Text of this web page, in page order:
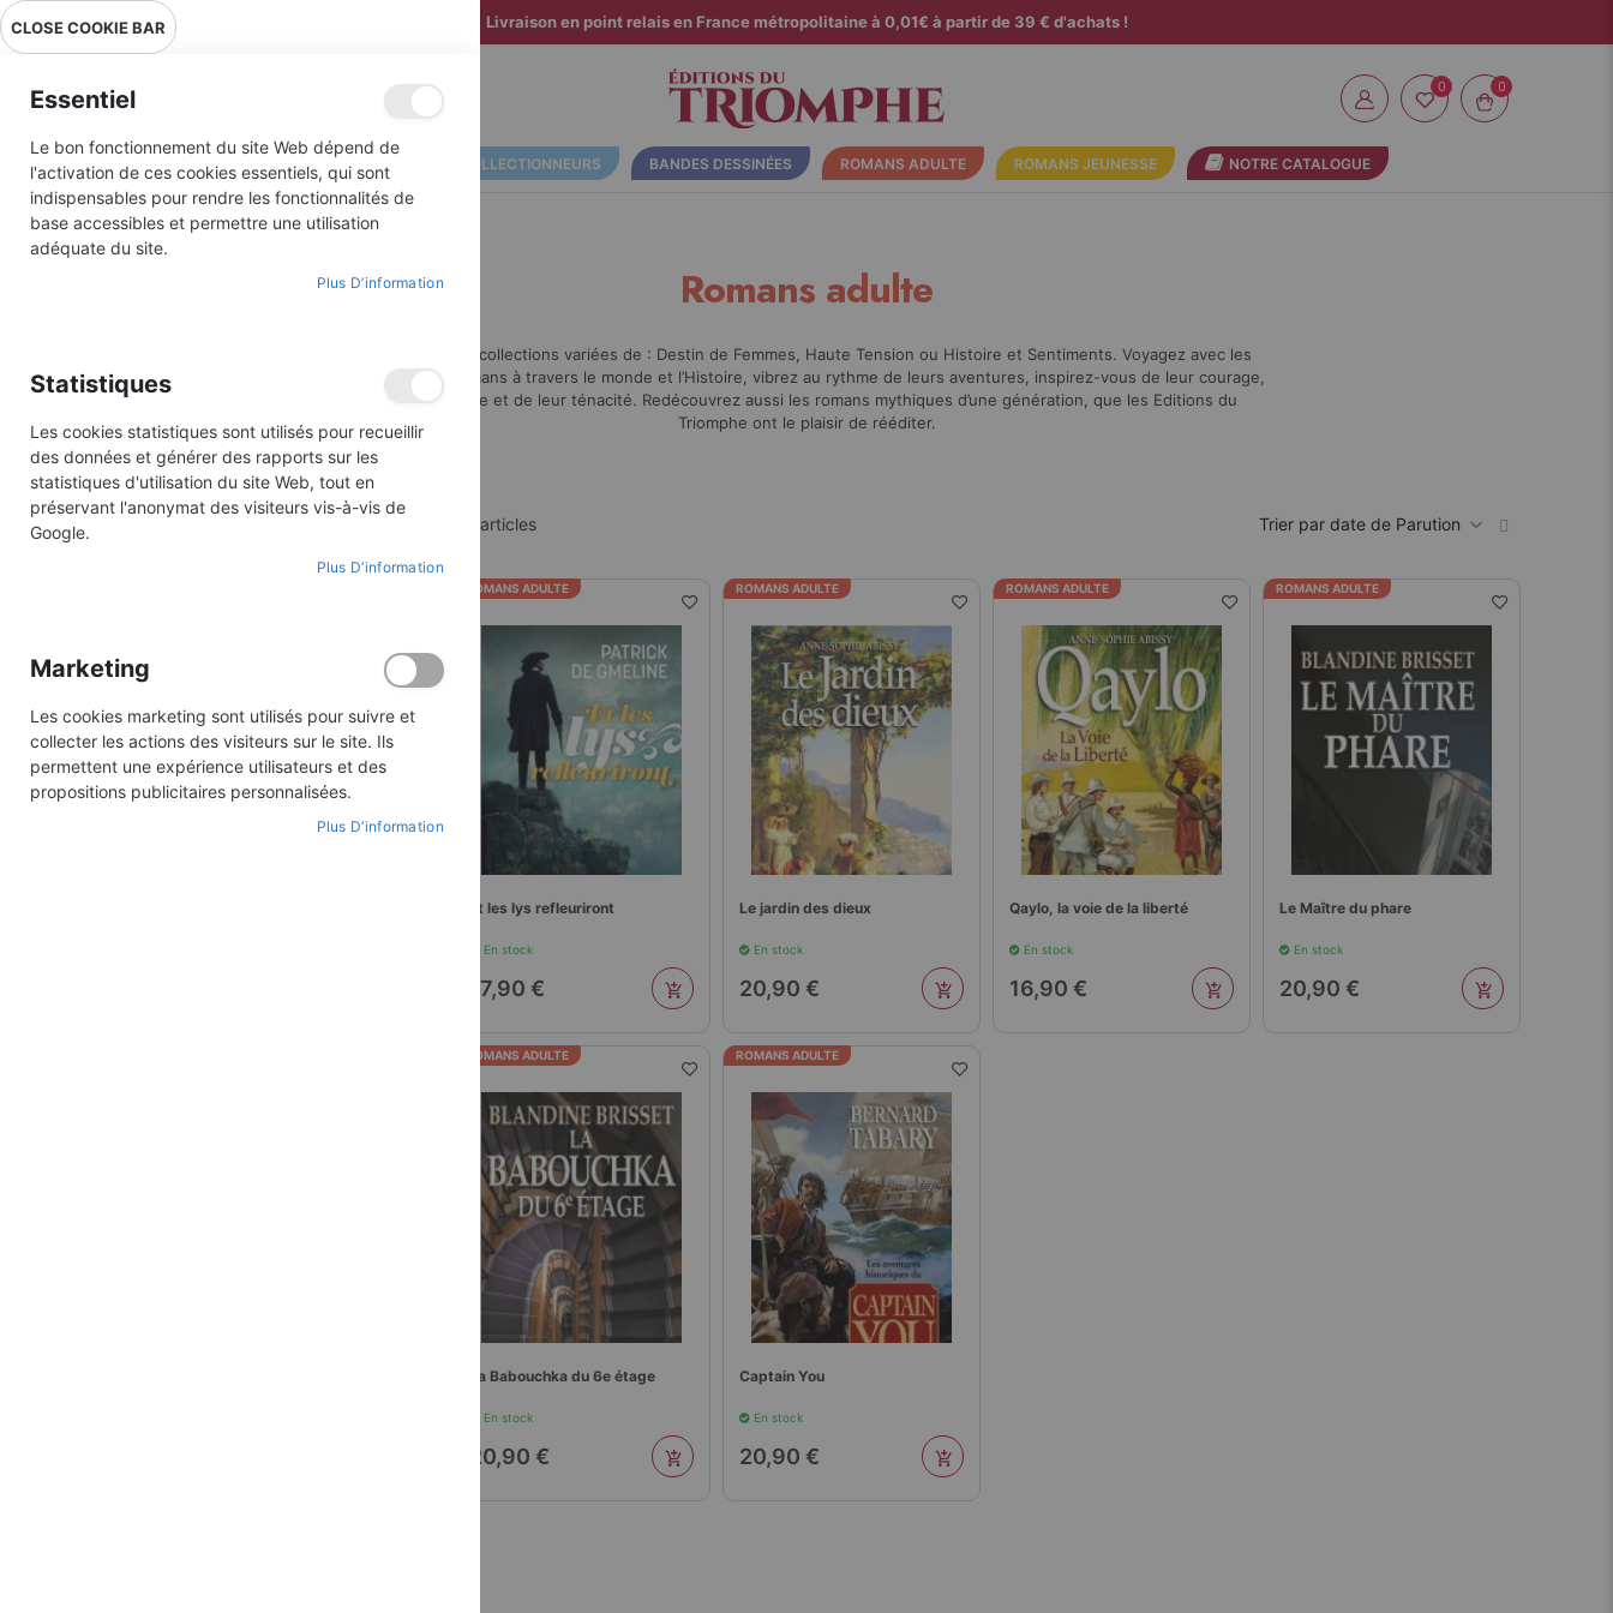
Livraison en point relais en France métropolitaine à 0,01€ à partir de 39 € d'achats !
0
ALBUMS ILLUSTRÉS BD COLLECTIONNEURS BANDES DESSINÉES ROMANS ADULTE ROMANS JEUNESSE NOTRE CATALOGUE
Romans adulte
Découvrez nos collections variées de : Destin de Femmes, Haute Tension ou Histoire et Sentiments. Voyagez avec les
héros de nos romans à travers le monde et l’Histoire, vibrez au rythme de leurs aventures, inspirez-vous de leur courage,
de leur audace et de leur ténacité. Redécouvrez aussi les romans mythiques d’une génération, que les Editions du
Triomphe ont le plaisir de rééditer.
articles
ROMANS ADULTE
Et les lys refleuriront
En stock
17,90 €
ROMANS ADULTE
Le jardin des dieux
En stock
20,90 €
ROMANS ADULTE
Qaylo, la voie de la liberté
En stock
16,90 €
ROMANS ADULTE
Le Maître du phare
En stock
20,90 €
ROMANS ADULTE
La Babouchka du 6e étage
En stock
20,90 €
ROMANS ADULTE
Captain You
En stock
20,90 €
TOUT SUPPRIMER
PRIX
CLOSE COOKIE BAR
Essentiel
Le bon fonctionnement du site Web dépend de
l'activation de ces cookies essentiels, qui sont
indispensables pour rendre les fonctionnalités de
base accessibles et permettre une utilisation
adéquate du site.
Plus D’information
Statistiques
Les cookies statistiques sont utilisés pour recueillir
des données et générer des rapports sur les
statistiques d'utilisation du site Web, tout en
préservant l'anonymat des visiteurs vis-à-vis de
Google.
Plus D’information
Marketing
Les cookies marketing sont utilisés pour suivre et
collecter les actions des visiteurs sur le site. Ils
permettent une expérience utilisateurs et des
propositions publicitaires personnalisées.
Plus D’information